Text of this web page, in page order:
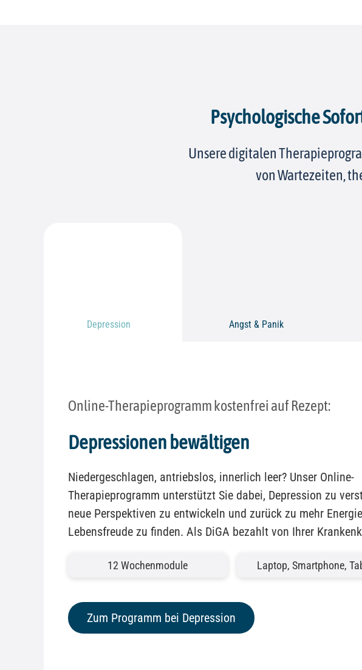
Psychologische
Unsere digitalen
von Wartezeiten,
Depression Angst & Panik
Online-Therapieprogramm kostenfrei auf Rezept:
Depressionen bewältigen
Niedergeschlagen, antriebslos, innerlich leer? Unser Online-
Therapieprogramm unterstützt Sie dabei, Depression zu
neue Perspektiven zu entwickeln und zurück zu mehr
Lebensfreude zu finden. Als DiGA bezahlt von Ihrer
12 Wochenmodule Laptop, Smartphone,
Zum Programm bei Depression